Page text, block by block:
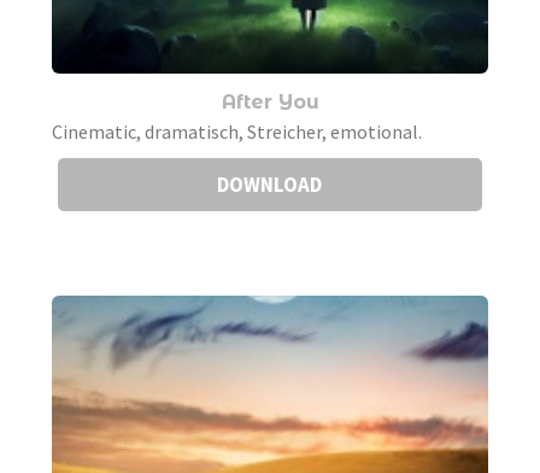
After You
Cinematic, dramatisch, Streicher, emotional.
DOWNLOAD